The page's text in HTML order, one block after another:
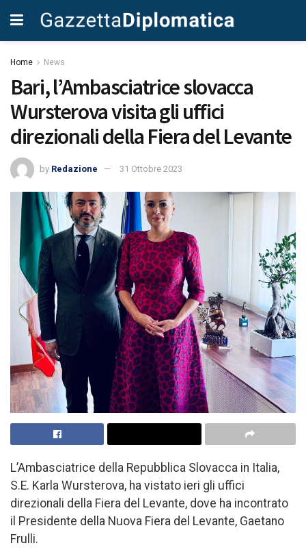
Home News
Bari, l’Ambasciatrice slovacca
Wursterova visita gli uffici
direzionali della Fiera del Levante
by Redazione 31 Ottobre 2023
L’Ambasciatrice della Repubblica Slovacca in Italia,
S.E. Karla Wursterova, ha vistato ieri gli uffici
direzionali della Fiera del Levante, dove ha incontrato
il Presidente della Nuova Fiera del Levante, Gaetano
Frulli.